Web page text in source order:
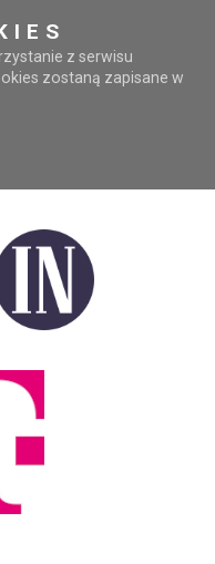
z serwisu
zostaną zapisane w